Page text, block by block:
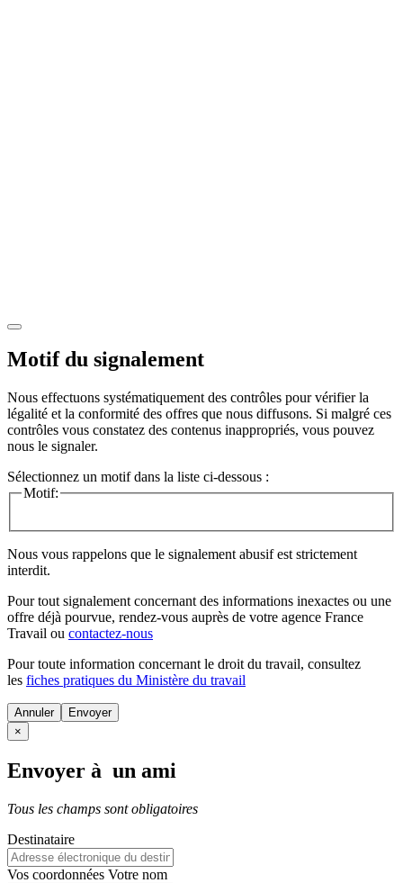
Motif du signalement
Nous effectuons systématiquement des contrôles pour vérifier la
légalité et la conformité des offres que nous diffusons. Si malgré ces
contrôles vous constatez des contenus inappropriés, vous pouvez
nous le signaler.
Sélectionnez un motif dans la liste ci-dessous :
Motif:
Nous vous rappelons que le signalement abusif est strictement
interdit.
Pour tout signalement concernant des informations inexactes ou une
offre déjà pourvue, rendez-vous auprès de votre agence France
Travail ou contactez-nous
Pour toute information concernant le droit du travail, consultez
les fiches pratiques du Ministère du travail
Annuler
×
Envoyer à un ami
Tous les champs sont obligatoires
Destinataire
Vos coordonnées Votre nom